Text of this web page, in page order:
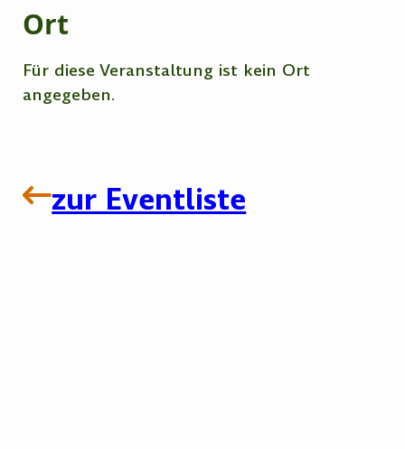
Ort
Für diese Veranstaltung ist kein Ort
angegeben.
zur Eventliste